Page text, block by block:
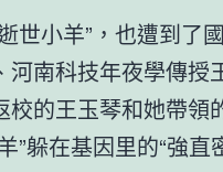
世小羊”，也遭到了
河南科技年夜學傳授
校的王玉琴和她帶領
”躲在基因里的“強